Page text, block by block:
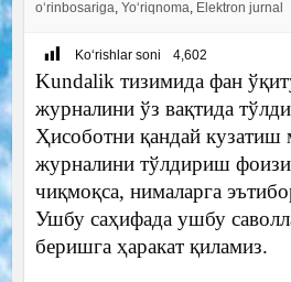
o‘rinbosariga, Yo‘riqnoma, Elektron jurnal
Ko‘rishlar soni 4,602
Kundalik тизимида фан
журналини ўз вақтида
Ҳисоботни қандай
журналини тўлдириш
чиқмоқса, нималарга
Ушбу саҳифада ушбу
беришга ҳаракат қиламиз.